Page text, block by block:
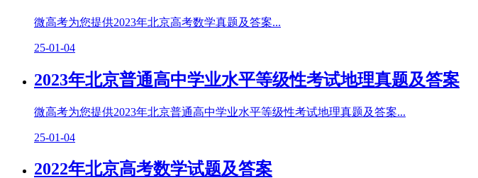
微高考为您提供2023年北京高考数学真题及答案...
25-01-04
2023年北京普通高中学业水平等级性考试地理真题及答案
微高考为您提供2023年北京普通高中学业水平等级性考试地理真题及答案...
25-01-04
2022年北京高考数学试题及答案